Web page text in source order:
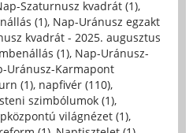
Szaturnusz kvadrát (1),
(1), Nap-Uránusz egzakt
kvadrát - 2025. augusztus
(1), Nap-Uránusz-
Uránusz-Karmapont
(1), napfivér (110),
szimbólumok (1),
világnézet (1),